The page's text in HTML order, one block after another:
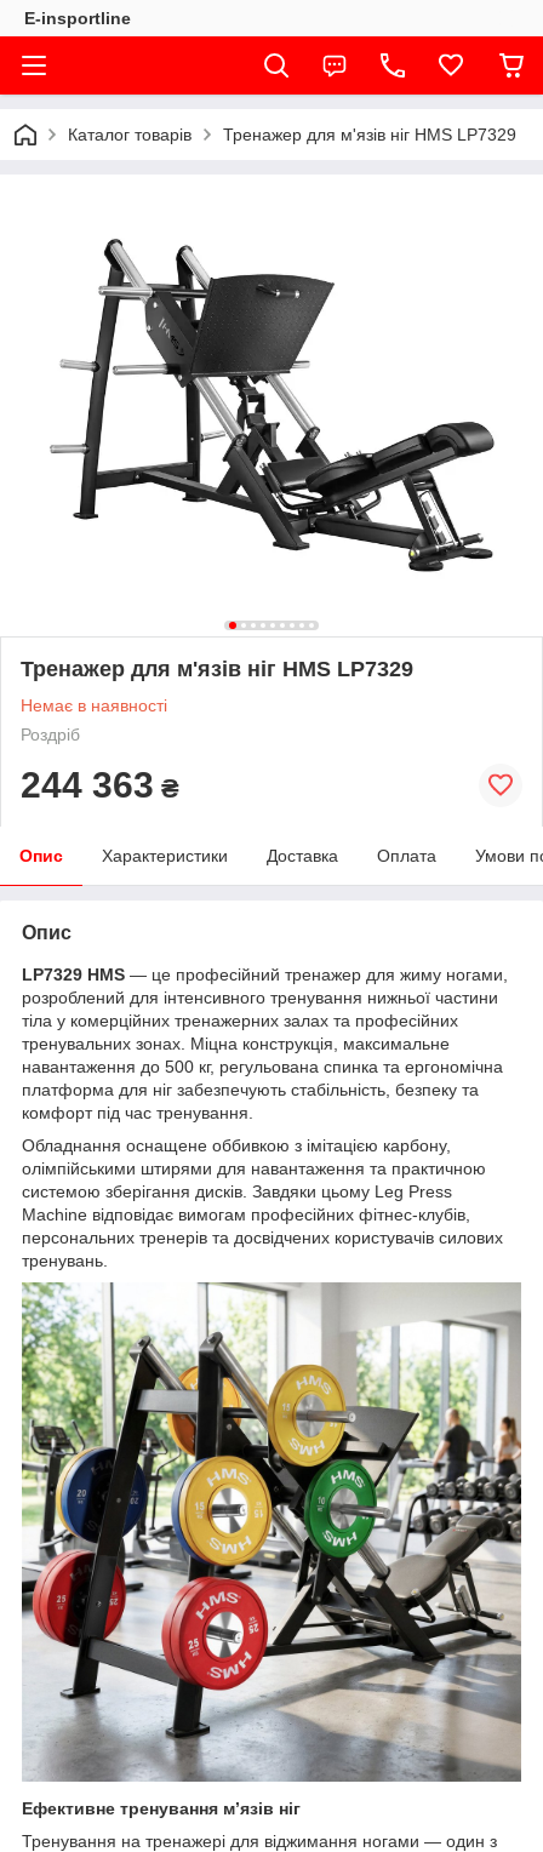
E-insportline
Каталог товарів Тренажер для м'язів ніг HMS LP7329
Тренажер для м'язів ніг HMS LP7329
Немає в наявності
Роздріб
244 363 ₴
Опис Характеристики Доставка Оплата Умови
Опис
LP7329 HMS — це професійний тренажер для жиму ногами,
розроблений для інтенсивного тренування нижньої частини
тіла у комерційних тренажерних залах та професійних
тренувальних зонах. Міцна конструкція, максимальне
навантаження до 500 кг, регульована спинка та ергономічна
платформа для ніг забезпечують стабільність, безпеку та
комфорт під час тренування.
Обладнання оснащене оббивкою з імітацією карбону,
олімпійськими штирями для навантаження та практичною
системою зберігання дисків. Завдяки цьому Leg Press
Machine відповідає вимогам професійних фітнес-клубів,
персональних тренерів та досвідчених користувачів силових
тренувань.
Ефективне тренування м’язів ніг
Тренування на тренажері для віджимання ногами — один з